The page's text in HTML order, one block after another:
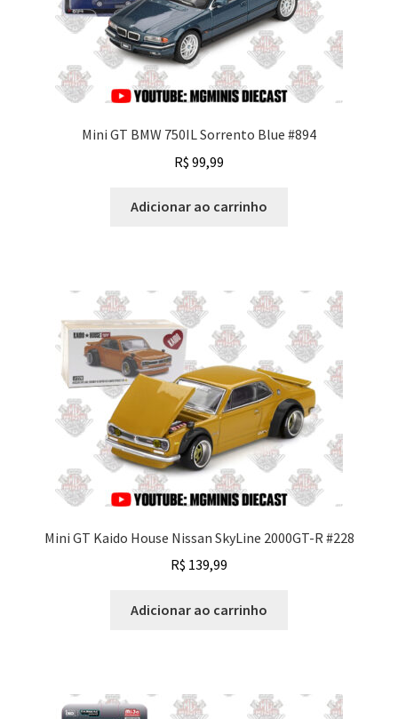
Mini GT BMW 750IL Sorrento Blue #894
R$ 99,99
Adicionar ao carrinho
Mini GT Kaido House Nissan SkyLine 2000GT-R #228
R$ 139,99
Adicionar ao carrinho